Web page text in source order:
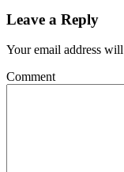
Leave a Reply
Your email address
Comment